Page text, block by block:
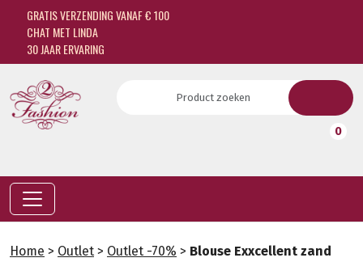
GRATIS VERZENDING VANAF € 100
CHAT MET LINDA
30 JAAR ERVARING
0
Home > Outlet > Outlet -70% > Blouse Exxcellent zand